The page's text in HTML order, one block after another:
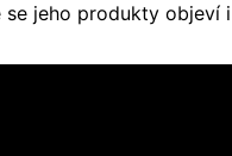
jeho produkty objeví i